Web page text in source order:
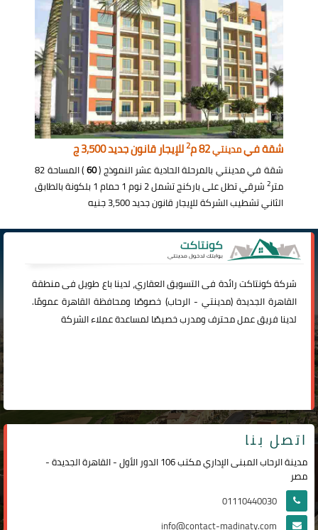
شقة فيمدينتي 2للإيجار قانون جديد 3,500 ج
شقة في مدينتي بالمرحلة الحادية عشر النموذج (60
) المساحة 82
متر2
شرقي تطل على باركنج تشمل 2 نوم 1 حمام 1 بلكونة بالطابق
الثاني تشطيب الشركة للإيجار قانون جديد 3,500 جنيه
شركةكونتاكترائدة فى التسويق العقاري، لدينا باع طويل فى منطقة
القاهرة الجديدة (مدينتي -الرحاب) خصوصًا ومحافظة القاهرة عمومًا.
لدينا فريق عمل محترف ومدرب خصيصًا لمساعدة عملاء الشركة
اتصل بنا
مدينة الرحاب المبنى الإداري مكتب 106 الدور الأول - القاهرة الجديدة -
مصر
01110440030
info@contact-madinaty.com